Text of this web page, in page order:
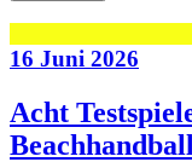
16 Juni 2026
Acht